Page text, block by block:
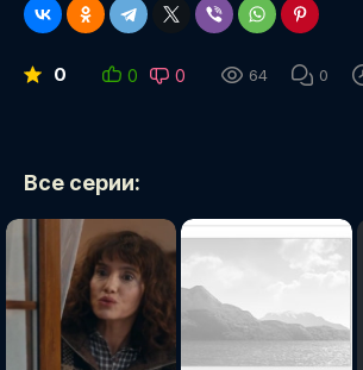
0 0 0 64 0
Все серии: